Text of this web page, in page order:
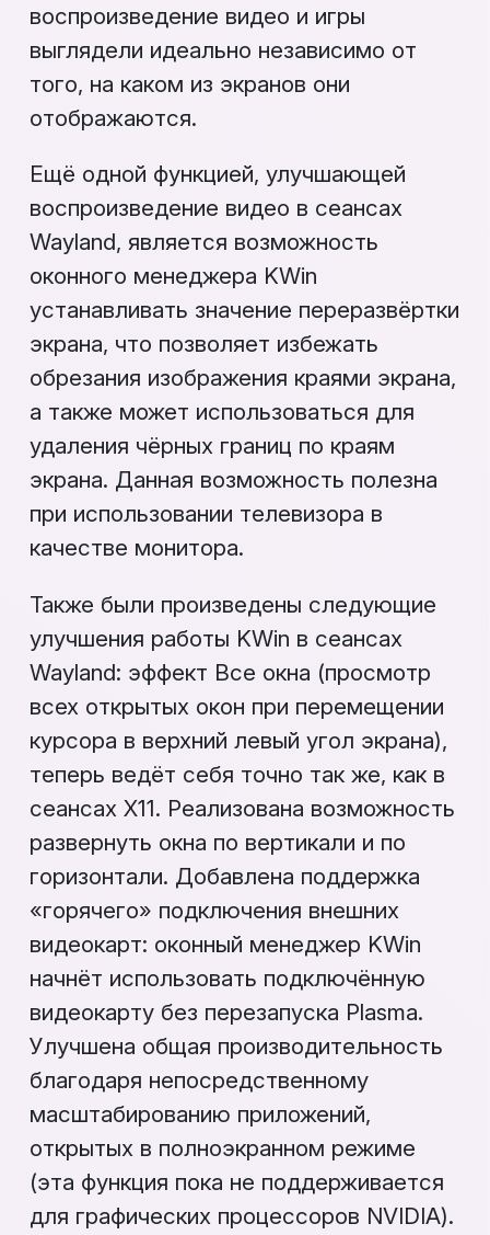
воспроизведение видео и игры
выглядели идеально независимо от
того, на каком из экранов они
отображаются.
Ещё одной функцией, улучшающей
воспроизведение видео в сеансах
Wayland, является возможность
оконного менеджера KWin
устанавливать значение переразвёртки
экрана, что позволяет избежать
обрезания изображения краями экрана,
а также может использоваться для
удаления чёрных границ по краям
экрана. Данная возможность полезна
при использовании телевизора в
качестве монитора.
Также были произведены следующие
улучшения работы KWin в сеансах
Wayland: эффект Все окна (просмотр
всех открытых окон при перемещении
курсора в верхний левый угол экрана),
теперь ведёт себя точно так же, как в
сеансах X11. Реализована возможность
развернуть окна по вертикали и по
горизонтали. Добавлена поддержка
«горячего» подключения внешних
видеокарт: оконный менеджер KWin
начнёт использовать подключённую
видеокарту без перезапуска Plasma.
Улучшена общая производительность
благодаря непосредственному
масштабированию приложений,
открытых в полноэкранном режиме
(эта функция пока не поддерживается
для графических процессоров NVIDIA).